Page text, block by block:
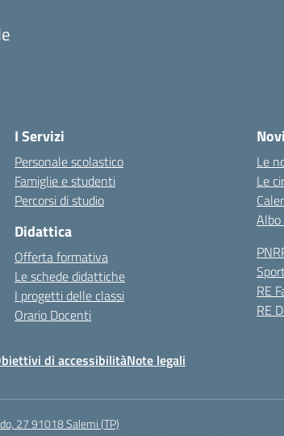
I Servizi
Personale scolastico
Famiglie e studenti
Percorsi di studio
Didattica
Offerta formativa
Le schede didattiche
I progetti delle classi
Orario Docenti
Le
Le
RE
RE
di accessibilitàNote legali
27 91018 Salemi (TP)